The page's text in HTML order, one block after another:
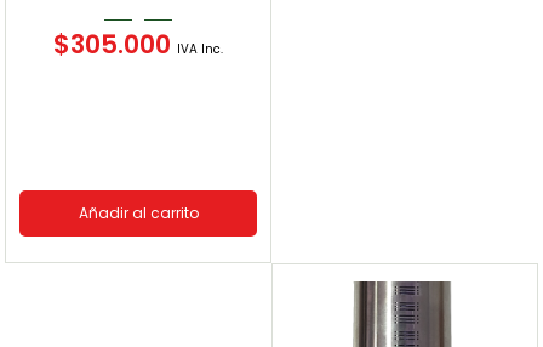
$305.000 IVA Inc.
Añadir al carrito